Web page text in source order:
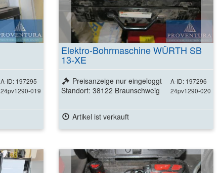
A-ID: 197295
24pv1290-019
Elektro-Bohrmaschine WÜRTH SB
13-XE
A-ID: 197296
24pv1290-020
Preisanzeige nur eingeloggt
Standort: 38122 Braunschweig
Artikel ist verkauft